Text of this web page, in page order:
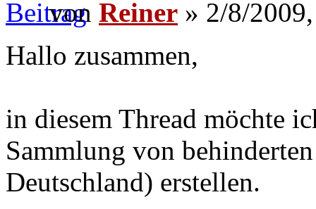
von Reiner » 2/8/
Hallo zusammen,
in diesem Thread möchte
Sammlung von
Deutschland) erstellen.